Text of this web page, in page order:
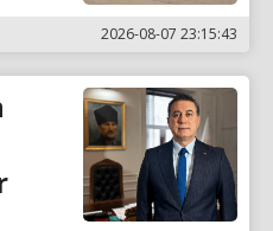
2026-08-07 23:15:43